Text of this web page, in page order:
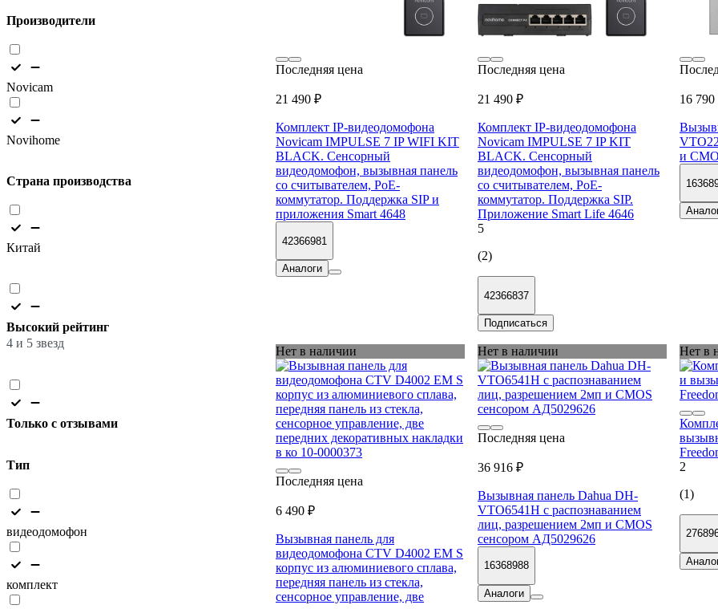
Производители
Novicam
Novihome
Страна производства
Китай
Высокий рейтинг
4 и 5 звезд
Только с отзывами
Тип
видеодомофон
комплект
Последняя цена
21 490 ₽
Комплект IP-видеодомофона
Novicam IMPULSE 7 IP WIFI KIT
BLACK. Сенсорный
видеодомофон, вызывная панель
со считывателем, PoE-
коммутатор. Поддержка SIP и
приложения Smart 4648
42366981
Аналоги
Последняя цена
21 490 ₽
Комплект IP-видеодомофона
Novicam IMPULSE 7 IP KIT
BLACK. Сенсорный
видеодомофон, вызывная панель
со считывателем, PoE-
коммутатор. Поддержка SIP.
Приложение Smart Life 4646
5
(2)
42366837
Подписаться
16 790
и
Нет в наличии
Последняя цена
6 490 ₽
Вызывная панель для
видеодомофона CTV D4002 EM S
корпус из алюминиевого сплава,
передняя панель из стекла,
сенсорное управление, две
Нет в наличии
Последняя цена
36 916 ₽
Вызывная панель Dahua DH-
VTO6541H с распознаванием
лиц, разрешением 2мп и CMOS
сенсором АД5029626
16368988
Аналоги
Нет в
2
(1)